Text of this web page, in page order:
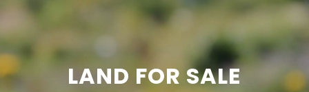
LAND FOR SALE